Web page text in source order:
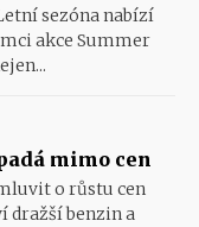
sezóna nabízí
akce Summer
mimo cen
o růstu cen
dražší benzin a